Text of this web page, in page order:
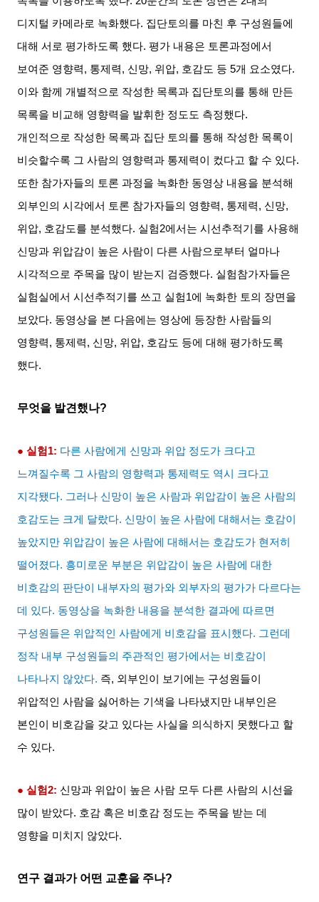
디지털 카메라로 녹화했다. 집단토의를 마친 후 구성원들에
대해 서로 평가하도록 했다. 평가 내용은 토론과정에서
보여준 영향력, 통제력, 신망, 위압, 호감도 등 5개 요소였다.
이와 함께 개별적으로 작성한 목록과 집단토의를 통해 만든
목록을 비교해 영향력을 발휘한 정도도 측정했다.
개인적으로 작성한 목록과 집단 토의를 통해 작성한 목록이
비슷할수록 그 사람의 영향력과 통제력이 컸다고 할 수 있다.
또한 참가자들의 토론 과정을 녹화한 동영상 내용을 분석해
외부인의 시각에서 토론 참가자들의 영향력, 통제력, 신망,
위압, 호감도를 분석했다. 실험2에서는 시선추적기를 사용해
신망과 위압감이 높은 사람이 다른 사람으로부터 얼마나
시각적으로 주목을 많이 받는지 검증했다. 실험참가자들은
실험실에서 시선추적기를 쓰고 실험1에 녹화한 토의 장면을
보았다. 동영상을 본 다음에는 영상에 등장한 사람들의
영향력, 통제력, 신망, 위압, 호감도 등에 대해 평가하도록
했다.
무엇을 발견했나?
● 실험1: 다른 사람에게 신망과 위압 정도가 크다고
느껴질수록 그 사람의 영향력과 통제력도 역시 크다고
지각됐다. 그러나 신망이 높은 사람과 위압감이 높은 사람의
호감도는 크게 달랐다. 신망이 높은 사람에 대해서는 호감이
높았지만 위압감이 높은 사람에 대해서는 호감도가 현저히
떨어졌다. 흥미로운 부분은 위압감이 높은 사람에 대한
비호감의 판단이 내부자의 평가와 외부자의 평가가 다르다는
데 있다. 동영상을 녹화한 내용을 분석한 결과에 따르면
구성원들은 위압적인 사람에게 비호감을 표시했다. 그런데
정작 내부 구성원들의 주관적인 평가에서는 비호감이
나타나지 않았다. 즉, 외부인이 보기에는 구성원들이
위압적인 사람을 싫어하는 기색을 나타냈지만 내부인은
본인이 비호감을 갖고 있다는 사실을 의식하지 못했다고 할
수 있다.
● 실험2: 신망과 위압이 높은 사람 모두 다른 사람의 시선을
많이 받았다. 호감 혹은 비호감 정도는 주목을 받는 데
영향을 미치지 않았다.
연구 결과가 어떤 교훈을 주나?